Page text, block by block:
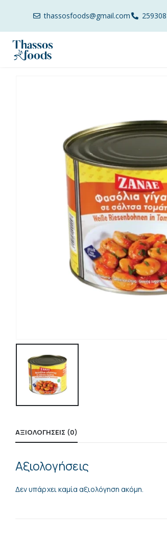
thassosfoods@gmail.com
ΑΞΙΟΛΟΓΉΣΕΙΣ (0)
Αξιολογήσεις
Δεν υπάρχει καμία αξιολόγηση ακόμη.